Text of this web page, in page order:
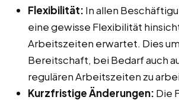
Flexibilität: In allen
eine gewisse Flexibilität
Arbeitszeiten erwartet. Dies
Bereitschaft, bei Bedarf auch
regulären Arbeitszeiten zu
Kurzfristige Änderungen: Die